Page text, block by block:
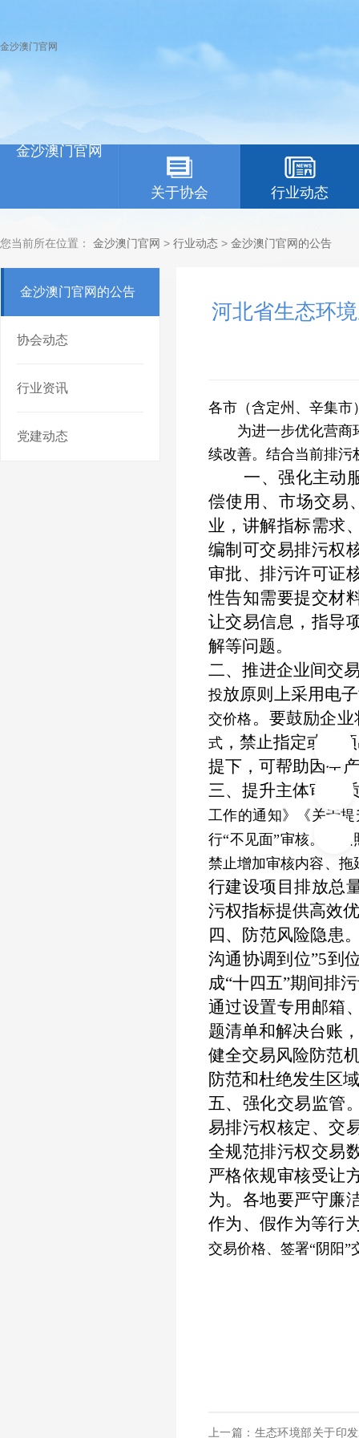
金沙澳门官网
金沙澳门官网
关于协会 行业动态
您当前所在位置： 金沙澳门官网 > 行业动态 > 金沙澳门官网的公告
金沙澳门官网的公告
协会动态
行业资讯
党建动态
河北省生态环
各市（含定州、辛集市
为进一步优化营商环
续改善。结合当前排污
一、强化主动
偿使用、市场交易
业，讲解指标需求
编制可交易排污权
审批、排污许可证
性告知需要提交材
让交易信息，指导
解等问题。
二、推进企业间交
投放原则上采用电
交价格 。要鼓励企
式 ，禁止指定或干
提下，可帮助因生
三、提升主体审核
工作的通知》《关于
行“不见面”审核。要
禁止增加审核内容、拖
行建设项目排放总
污权指标提供高效
四、防范风险隐患
沟通协调到位”5到
成“十四五”期间排
通过设置专用邮箱
题清单和解决台账
健全交易风险防范
防范和杜绝发生区
五、强化交易监管
易排污权核定、交
全规范排污权交易
严格依规审核受让
为。各地要严守廉
作为、假作为等行
交易价格、签署“阴阳
上一篇：生态环境部关于印